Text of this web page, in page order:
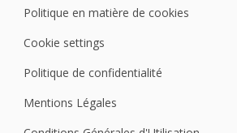
Politique en matière de cookies
Cookie settings
Politique de confidentialité
Mentions Légales